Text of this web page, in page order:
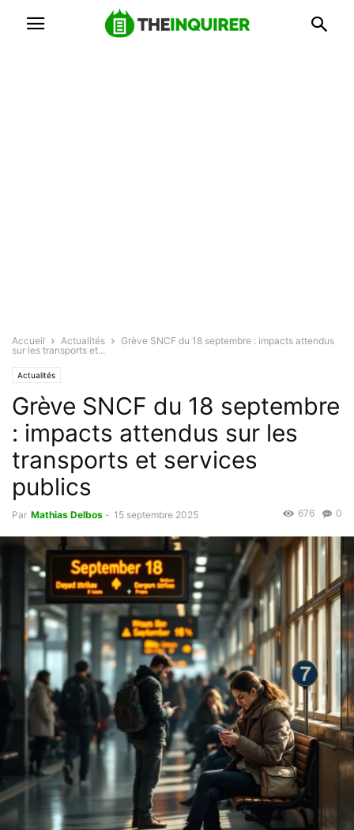
Accueil Actualités
Grève SNCF du 18 septembre : impacts attendus
sur les transports et...
Actualités
Grève SNCF du 18 septembre
: impacts attendus sur les
transports et services
publics
Par Mathias Delbos - 15 septembre 2025 0
676